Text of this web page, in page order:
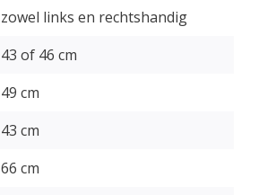
zowel links en rechtshandig
43 of 46 cm
49 cm
43 cm
66 cm